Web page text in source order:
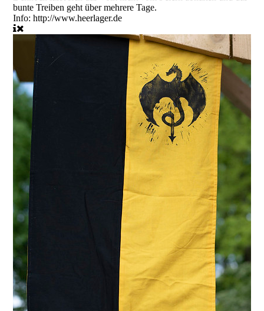
bunte Treiben geht über mehrere Tage.
Info:http://www.heerlager.de